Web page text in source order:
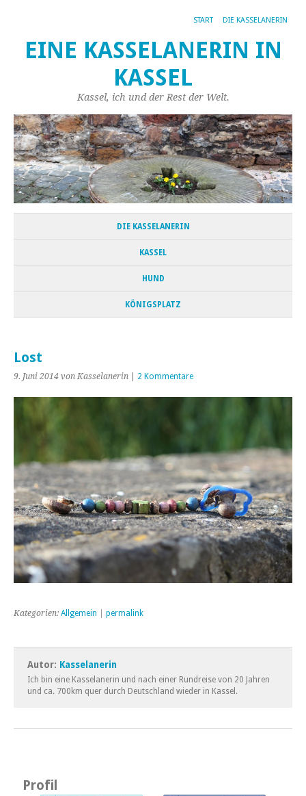
START DIE KASSELANERIN
EINE KASSELANERIN IN
KASSEL
Kassel, ich und der Rest der Welt.
DIE KASSELANERIN
KASSEL
HUND
KÖNIGSPLATZ
Lost
9. Juni 2014 von Kasselanerin 2 Kommentare
Kategorien: Allgemein permalink
Autor: Kasselanerin
Ich bin eine Kasselanerin und nach einer Rundreise von 20 Jahren
und ca. 700km quer durch Deutschland wieder in Kassel.
Profil